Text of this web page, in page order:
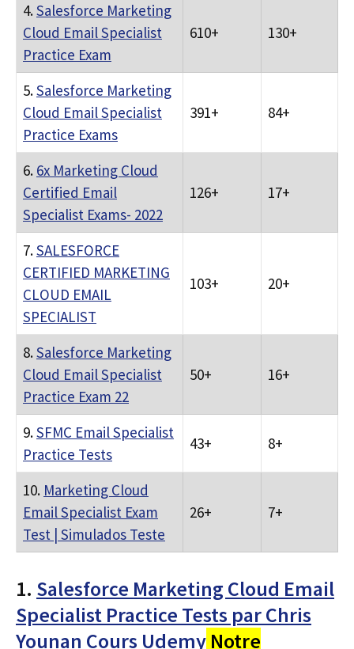
4.Salesforce Marketing
Cloud Email Specialist
Practice Exam
610+ 130+
5.Salesforce Marketing
Cloud Email Specialist
Practice Exams
391+ 84+
6. 6x Marketing Cloud
Certified Email
Specialist Exams- 2022
126+ 17+
7.SALESFORCE
CERTIFIED MARKETING
CLOUD EMAIL
SPECIALIST
103+ 20+
8.Salesforce Marketing
Cloud Email Specialist
Practice Exam 22
50+ 16+
9.SFMC Email Specialist
Practice Tests
43+ 8+
10. Marketing Cloud
Email Specialist Exam
Test | Simulados Teste
26+ 7+
1. Salesforce Marketing Cloud Email
Specialist Practice Tests par Chris
Younan Cours Udemy Notre